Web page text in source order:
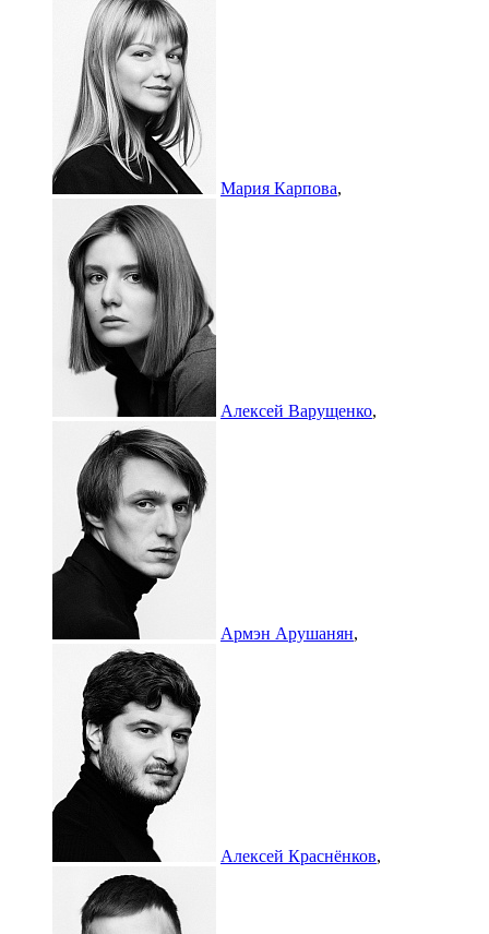
Мария Карпова,
Алексей Варущенко,
Армэн Арушанян,
Алексей Краснёнков,